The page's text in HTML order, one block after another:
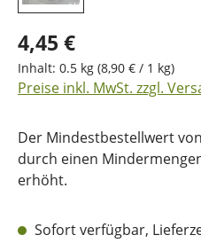
4,45 €
Inhalt: 0.5 kg (8,90 € / 1 kg)
Preise inkl. MwSt. zzgl.
Der Mindestbestellwert
durch einen
erhöht.
Sofort verfügbar,